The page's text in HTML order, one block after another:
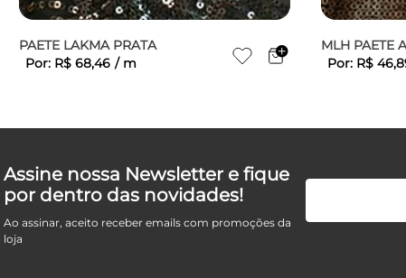
PAETE LAKMA PRATA
Por: R$ 68,46 / m
MLH PAETE
Por: R$ 46,
Assine nossa Newsletter e fique
por dentro das novidades!
Ao assinar, aceito receber emails com promoções da
loja